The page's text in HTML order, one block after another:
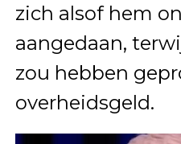
zich alsof hem
aangedaan,
zou hebben
overheidsgeld.